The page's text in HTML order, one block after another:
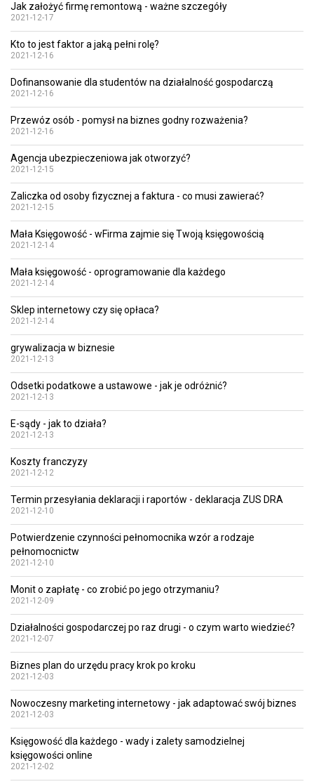
Jak założyć firmę remontową - ważne szczegóły
2021-12-17
Kto to jest faktor a jaką pełni rolę?
2021-12-16
Dofinansowanie dla studentów na działalność gospodarczą
2021-12-16
Przewóz osób - pomysł na biznes godny rozważenia?
2021-12-16
Agencja ubezpieczeniowa jak otworzyć?
2021-12-15
Zaliczka od osoby fizycznej a faktura - co musi zawierać?
2021-12-15
Mała Księgowość - wFirma zajmie się Twoją księgowością
2021-12-14
Mała księgowość - oprogramowanie dla każdego
2021-12-14
Sklep internetowy czy się opłaca?
2021-12-14
grywalizacja w biznesie
2021-12-13
Odsetki podatkowe a ustawowe - jak je odróżnić?
2021-12-13
E-sądy - jak to działa?
2021-12-13
Koszty franczyzy
2021-12-12
Termin przesyłania deklaracji i raportów - deklaracja ZUS DRA
2021-12-10
Potwierdzenie czynności pełnomocnika wzór a rodzaje
pełnomocnictw
2021-12-10
Monit o zapłatę - co zrobić po jego otrzymaniu?
2021-12-09
Działalności gospodarczej po raz drugi - o czym warto wiedzieć?
2021-12-07
Biznes plan do urzędu pracy krok po kroku
2021-12-03
Nowoczesny marketing internetowy - jak adaptować swój biznes
2021-12-03
Księgowość dla każdego - wady i zalety samodzielnej
księgowości online
2021-12-02